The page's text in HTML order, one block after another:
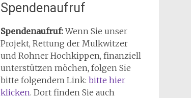
Spendenaufruf
Spendenaufruf:Wenn Sie unser
Projekt, Rettung der Mulkwitzer
und Rohner Hochkippen, finanziell
unterstützen möchen, folgen Sie
bitte folgendem Link: bitte hier
klicken. Dort finden Sie auch